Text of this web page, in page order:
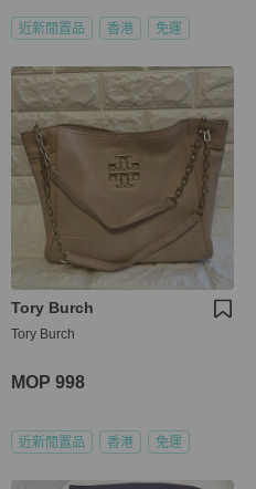
近新閒置品 香港 免運
Tory Burch
Tory Burch
MOP 998
近新閒置品 香港 免運